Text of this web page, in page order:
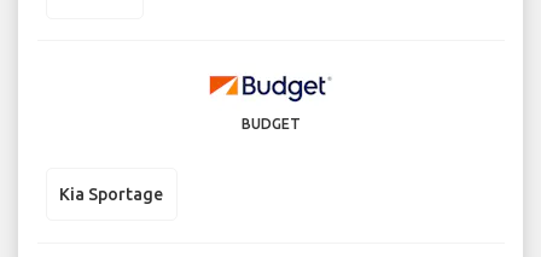
BUDGET
Kia Sportage